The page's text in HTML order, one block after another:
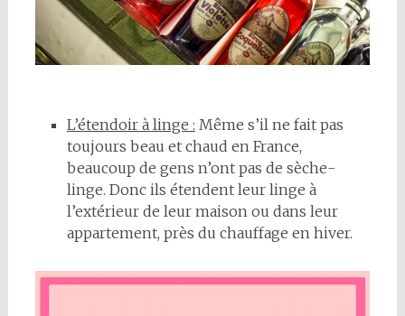
L’étendoir à linge : Même s’il ne fait pas
toujours beau et chaud en France,
beaucoup de gens n’ont pas de sèche-
linge. Donc ils étendent leur linge à
l’extérieur de leur maison ou dans leur
appartement, près du chauffage en hiver.